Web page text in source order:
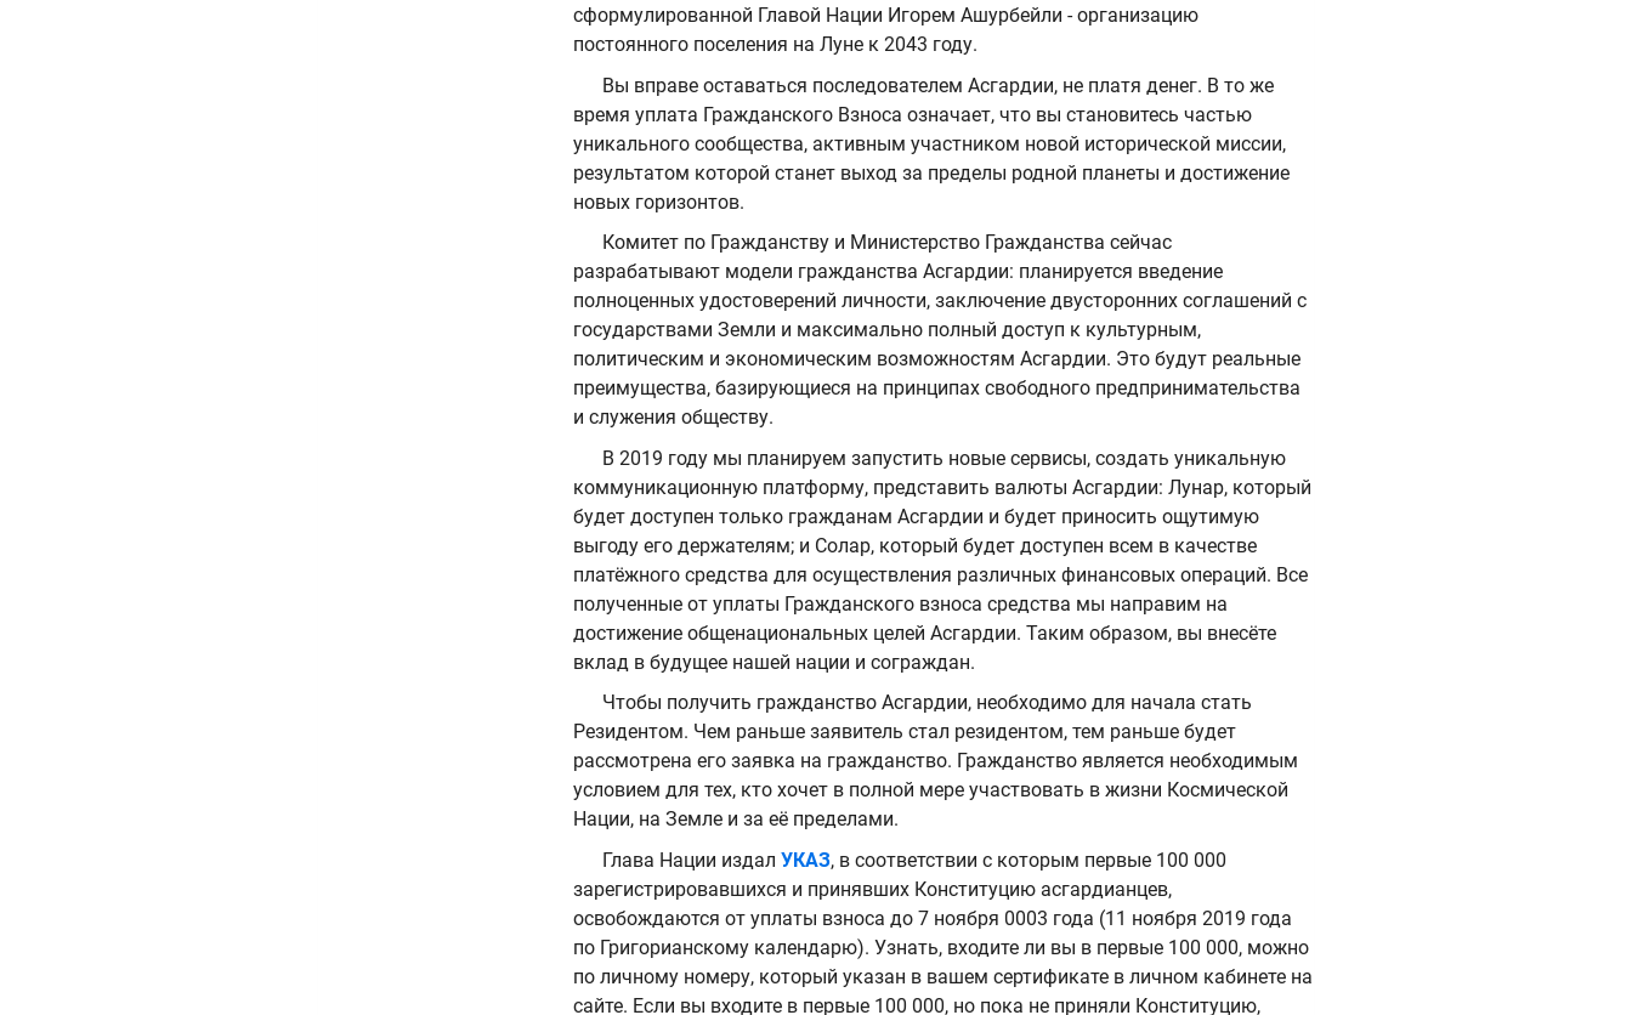
сформулированной Главой Нации Игорем Ашурбейли - организацию
постоянного поселения на Луне к 2043 году.
Вы вправе оставаться последователем Асгардии, не платя денег. В то же
время уплата Гражданского Взноса означает, что вы становитесь частью
уникального сообщества, активным участником новой исторической миссии,
результатом которой станет выход за пределы родной планеты и достижение
новых горизонтов.
Комитет по Гражданству и Министерство Гражданства сейчас
разрабатывают модели гражданства Асгардии: планируется введение
полноценных удостоверений личности, заключение двусторонних соглашений с
государствами Земли и максимально полный доступ к культурным,
политическим и экономическим возможностям Асгардии. Это будут реальные
преимущества, базирующиеся на принципах свободного предпринимательства
и служения обществу.
В 2019 году мы планируем запустить новые сервисы, создать уникальную
коммуникационную платформу, представить валюты Асгардии: Лунар, который
будет доступен только гражданам Асгардии и будет приносить ощутимую
выгоду его держателям; и Солар, который будет доступен всем в качестве
платёжного средства для осуществления различных финансовых операций. Все
полученные от уплаты Гражданского взноса средства мы направим на
достижение общенациональных целей Асгардии. Таким образом, вы внесёте
вклад в будущее нашей нации и сограждан.
Чтобы получить гражданство Асгардии, необходимо для начала стать
Резидентом. Чем раньше заявитель стал резидентом, тем раньше будет
рассмотрена его заявка на гражданство. Гражданство является необходимым
условием для тех, кто хочет в полной мере участвовать в жизни Космической
Нации, на Земле и за её пределами.
Глава Нации издал УКАЗ, в соответствии с которым первые 100 000
зарегистрировавшихся и принявших Конституцию асгардианцев,
освобождаются от уплаты взноса до 7 ноября 0003 года (11 ноября 2019 года
по Григорианскому календарю). Узнать, входите ли вы в первые 100 000, можно
по личному номеру, который указан в вашем сертификате в личном кабинете на
сайте. Если вы входите в первые 100 000, но пока не приняли Конституцию,